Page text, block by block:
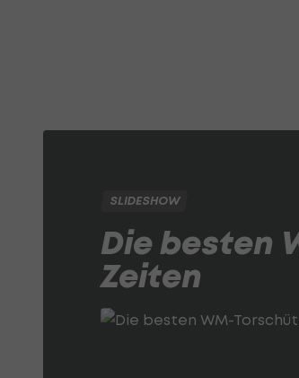
SLIDESHOW
Die besten
Zeiten